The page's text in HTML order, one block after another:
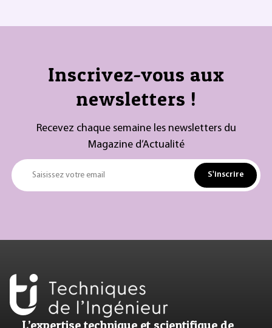
Inscrivez-vous aux
newsletters !
Recevez chaque semaine les newsletters du
Magazine d’Actualité
Saisissez votre email S'inscrire
L’expertise technique et scientifique de